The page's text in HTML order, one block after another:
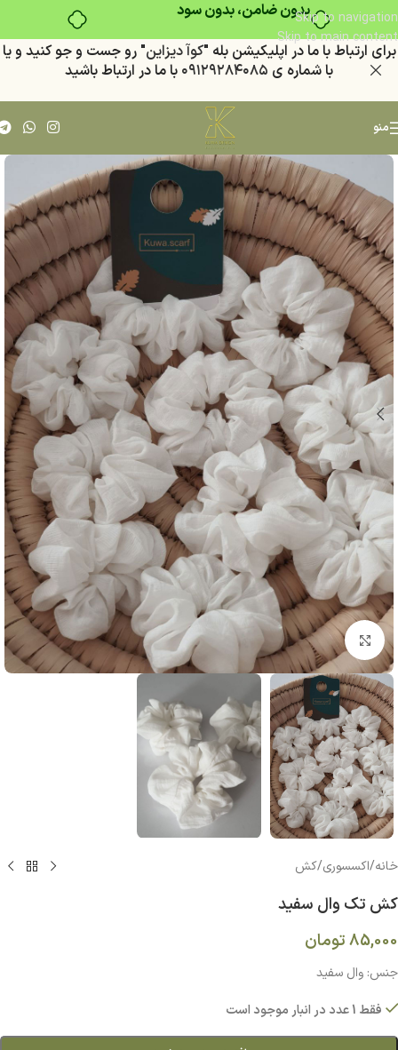
بدون ضامن، بدون سودSkip to navigation
Skip to main content
براي ارتباط با ما در اپليكيشن بله "كوآ ديزاين" رو جست و جو كنيد و يا
با شماره ي ٠٩١٢٩٢٨٤٠٨٥ با ما در ارتباط باشيد
منو
بزرگنمایی تصویر
خانه/اکسسوری/کش
کش تک وال سفید
85,000تومان
جنس: وال سفید
فقط 1 عدد در انبار موجود است